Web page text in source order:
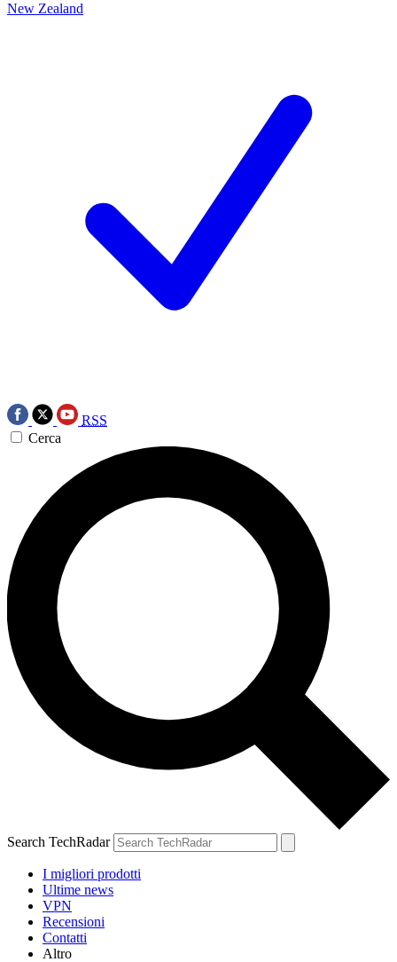
New Zealand
RSS
Cerca
Search TechRadar
I migliori prodotti
Ultime news
VPN
Recensioni
Contatti
Altro